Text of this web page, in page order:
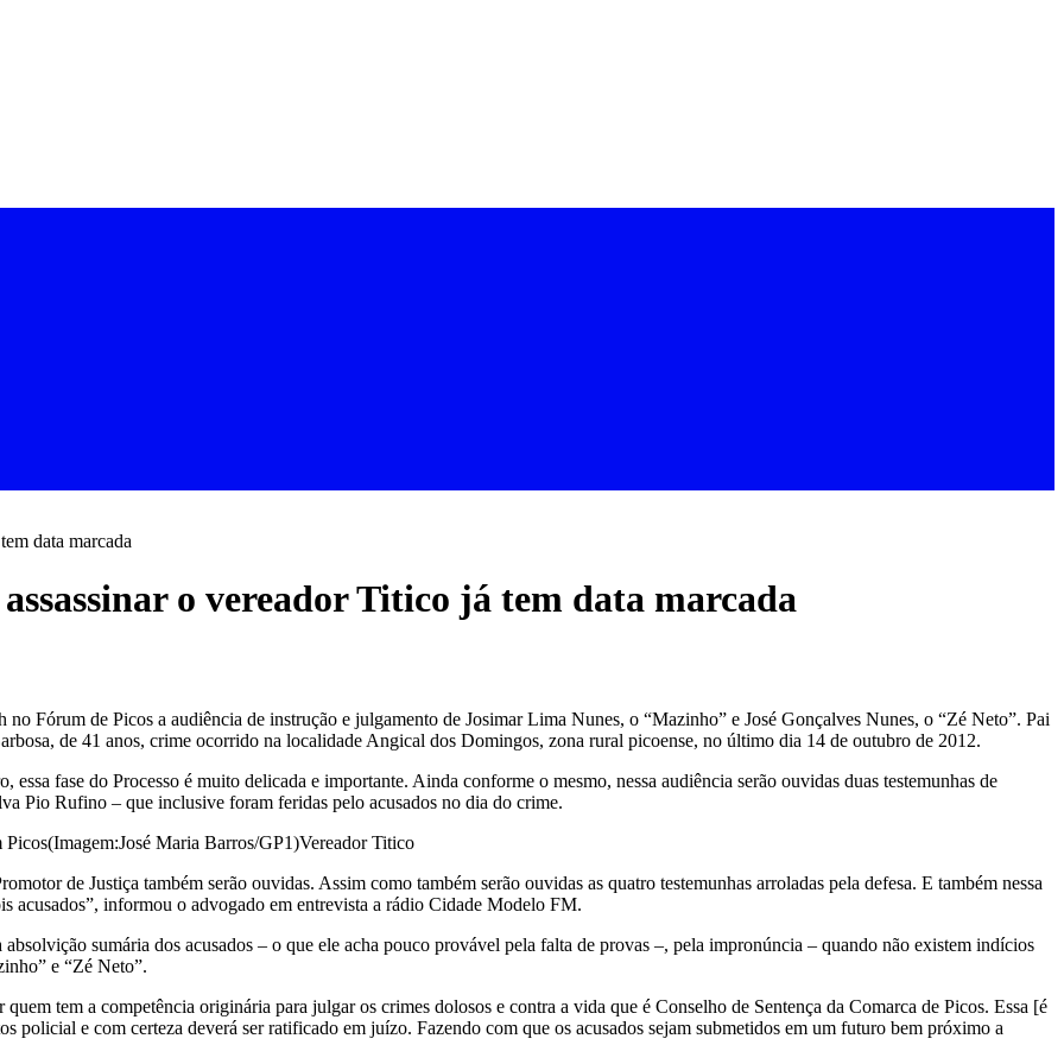
data marcada
o vereador Titico já tem data marcada
Fórum de Picos a audiência de instrução e julgamento de Josimar Lima Nunes, o “Mazinho” e José Gonçalves Nunes, o “Zé Neto”. Pai
de 41 anos, crime ocorrido na localidade Angical dos Domingos, zona rural picoense, no último dia 14 de outubro de 2012.
fase do Processo é muito delicada e importante. Ainda conforme o mesmo, nessa audiência serão ouvidas duas testemunhas de
Pio Rufino – que inclusive foram feridas pelo acusados no dia do crime.
Vereador Titico
de Justiça também serão ouvidas. Assim como também serão ouvidas as quatro testemunhas arroladas pela defesa. E também nessa
acusados”, informou o advogado em entrevista a rádio Cidade Modelo FM.
sumária dos acusados – o que ele acha pouco provável pela falta de provas –, pela impronúncia – quando não existem indícios
e “Zé Neto”.
tem a competência originária para julgar os crimes dolosos e contra a vida que é Conselho de Sentença da Comarca de Picos. Essa [é
policial e com certeza deverá ser ratificado em juízo. Fazendo com que os acusados sejam submetidos em um futuro bem próximo a